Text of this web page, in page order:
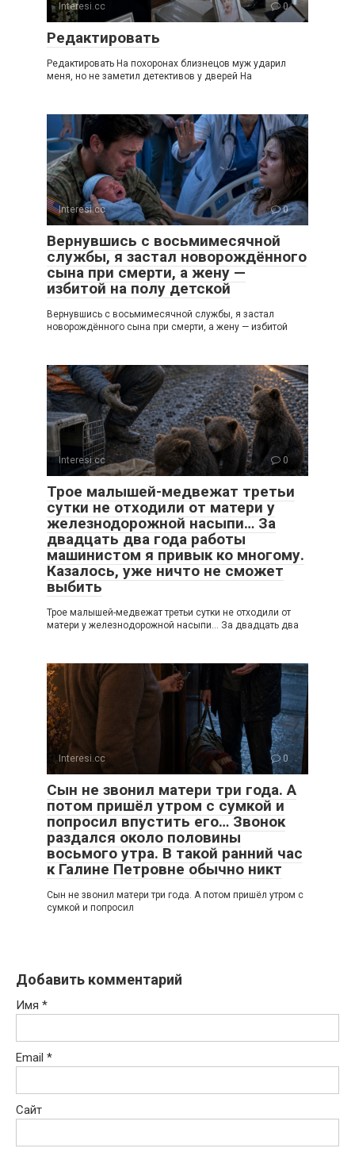
Interesi.cc 0
Редактировать
Редактировать На похоронах близнецов муж ударил
меня, но не заметил детективов у дверей На
Interesi.cc 0
Вернувшись с восьмимесячной
службы, я застал новорождённого
сына при смерти, а жену —
избитой на полу детской
Вернувшись с восьмимесячной службы, я застал
новорождённого сына при смерти, а жену — избитой
Interesi.cc 0
Трое малышей-медвежат третьи
сутки не отходили от матери у
железнодорожной насыпи… За
двадцать два года работы
машинистом я привык ко многому.
Казалось, уже ничто не сможет
выбить
Трое малышей-медвежат третьи сутки не отходили от
матери у железнодорожной насыпи… За двадцать два
Interesi.cc 0
Сын не звонил матери три года. А
потом пришёл утром с сумкой и
попросил впустить его… Звонок
раздался около половины
восьмого утра. В такой ранний час
к Галине Петровне обычно никт
Сын не звонил матери три года. А потом пришёл утром с
сумкой и попросил
Добавить комментарий
Имя *
Email *
Сайт